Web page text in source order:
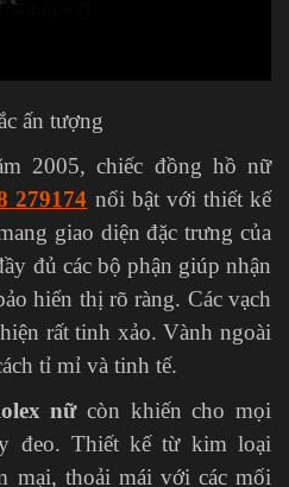
ấn tượng
2005, chiếc đồng hồ nữ
279174 nổi bật với thiết kế
giao diện đặc trưng của
đủ các bộ phận giúp nhận
hiển thị rõ ràng. Các vạch
rất tinh xảo. Vành ngoài
tỉ mỉ và tinh tế.
nữcòn khiến cho mọi
đeo. Thiết kế từ kim loại
mại, thoải mái với các mối